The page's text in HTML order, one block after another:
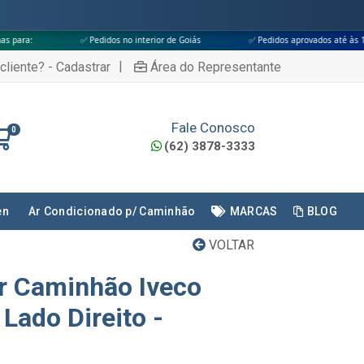
✅ Pedidos no interior de Goiás ✅ Pedidos aprovados até às 18h ✅
- Cadastrar | Área do Representante
0 Fale Conosco
(62) 3878-3333
Ar Condicionado p/ Caminhão MARCAS BLOG
VOLTAR
Iveco
Direito -